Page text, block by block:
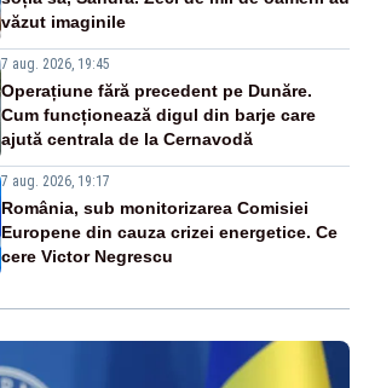
văzut imaginile
7 aug. 2026, 19:45
Operațiune fără precedent pe Dunăre.
Cum funcționează digul din barje care
ajută centrala de la Cernavodă
7 aug. 2026, 19:17
România, sub monitorizarea Comisiei
Europene din cauza crizei energetice. Ce
cere Victor Negrescu